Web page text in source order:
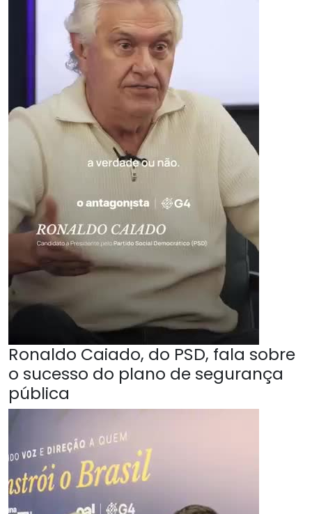
Ronaldo Caiado, do PSD, fala sobre
o sucesso do plano de segurança
pública